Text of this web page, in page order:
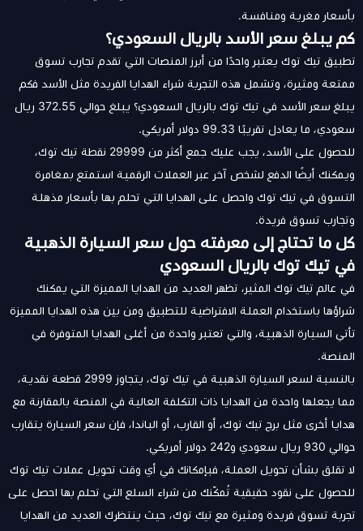
بأسعار مغرية ومنافسة.
كم يبلغ سعر الأسد بالريال السعودي؟
تطبيق تيك توك يعتبر واحدًا من أبرز المنصات التي تقدم تجارب تسوق
ممتعة ومثيرة، وتشمل هذه التجربة شراء الهدايا الفريدة مثل الأسد فكم
يبلغ سعر الأسد في تيك توك بالريال السعودي؟ يبلغ حوالي 372.55 ريال
سعودي، ما يعادل تقريبًا 99.33 دولار أمريكي.
للحصول على الأسد، يجب عليك جمع أكثر من 29999 نقطة تيك توك،
ويمكنك أيضًا الدفع لشخص آخر عبر العملات الرقمية استمتع بمغامرة
التسوق في تيك توك واحصل على الهدايا التي تحلم بها بأسعار مذهلة
وتجارب تسوق فريدة.
كل ما تحتاج إلى معرفته حول سعر السيارة الذهبية
في تيك توك بالريال السعودي
في عالم تيك توك المثير، تظهر العديد من الهدايا المميزة التي يمكنك
شراؤها باستخدام العملة الافتراضية للتطبيق ومن بين هذه الهدايا المميزة
تأتي السيارة الذهبية، والتي تعتبر واحدة من أغلى الهدايا المتوفرة في
المنصة.
بالنسبة لسعر السيارة الذهبية في تيك توك، يتجاوز 2999 قطعة نقدية،
مما يجعلها واحدة من الهدايا ذات التكلفة العالية في المنصة بالمقارنة مع
هدايا أخرى مثل برج تيك توك، أو القارب، أو الباندا، فإن سعر السيارة يتقارب
حوالي 930 ريال سعودي و242 دولار أمريكي.
لا تقلق بشأن تحويل العملة، فبإمكانك في أي وقت تحويل عملات تيك توك
للحصول على نقود حقيقية تُمكّنك من شراء السلع التي تحلم بها احصل على
تجربة تسوق فريدة ومثيرة مع تيك توك، حيث ينتظرك العديد من الهدايا